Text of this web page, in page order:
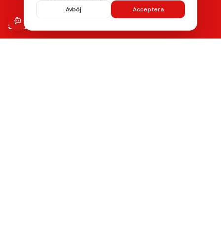
Snabblänkar
Avböj
Acceptera